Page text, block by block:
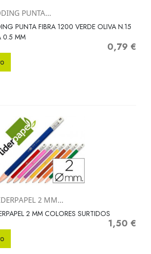
PUNTA...
PUNTA FIBRA 1200 VERDE OLIVA N.15
0.5 MM
Precio
0,79 €
2 MM...
2 MM COLORES SURTIDOS
Precio
1,50 €